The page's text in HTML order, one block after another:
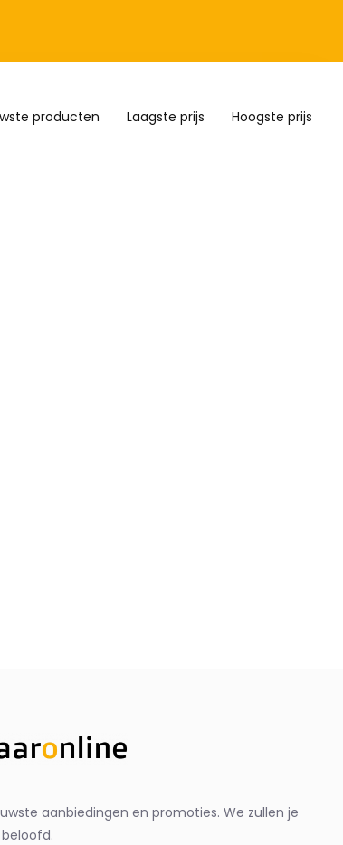
producten Laagste prijs Hoogste prijs
aanbiedingen en promoties. We zullen je
beloofd.